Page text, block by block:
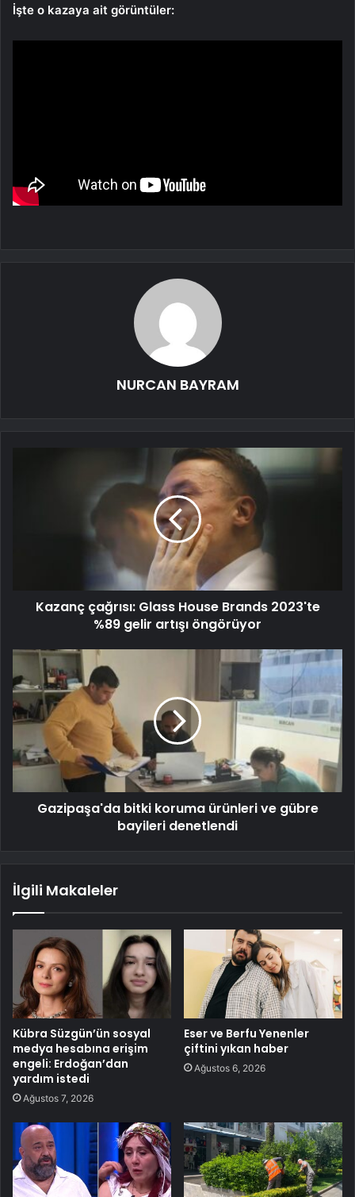
İşte o kazaya ait görüntüler:
NURCAN BAYRAM
Kazanç çağrısı: Glass House Brands 2023'te
%89 gelir artışı öngörüyor
Gazipaşa'da bitki koruma ürünleri ve gübre
bayileri denetlendi
İlgili Makaleler
Kübra Süzgün’ün sosyal
medya hesabına erişim
engeli: Erdoğan’dan
yardım istedi
Ağustos 7, 2026
Eser ve Berfu Yenenler
çiftini yıkan haber
Ağustos 6, 2026